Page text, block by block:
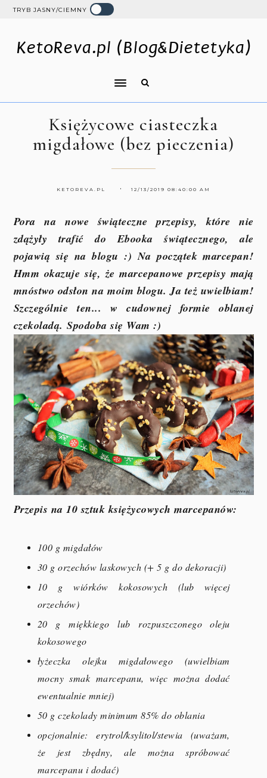
TRYB JASNY/CIEMNY
KetoReva.pl (Blog&Dietetyka)
Księżycowe ciasteczka
migdałowe (bez pieczenia)
KETOREVA.PL 12/13/2019 08:40:00 AM
Pora na nowe świąteczne przepisy, które nie
zdążyły trafić do Ebooka świątecznego, ale
pojawią się na blogu :) Na początek marcepan!
Hmm okazuje się, że marcepanowe przepisy mają
mnóstwo odsłon na moim blogu. Ja też uwielbiam!
Szczególnie ten... w cudownej formie oblanej
czekoladą.Spodoba się Wam :)
Przepis na 10 sztuk księżycowych marcepanów:
100 g migdałów
30 g orzechów laskowych (+ 5 g do dekoracji)
10 g wiórków kokosowych (lub więcej
orzechów)
20 g miękkiego lub rozpuszczonego oleju
kokosowego
łyżeczka olejku migdałowego (uwielbiam
mocny smak marcepanu, więc można dodać
ewentualnie mniej)
50 g czekolady minimum 85% do oblania
opcjonalnie: erytrol/ksylitol/stewia (uważam,
że jest zbędny, ale można spróbować
marcepanu i dodać)